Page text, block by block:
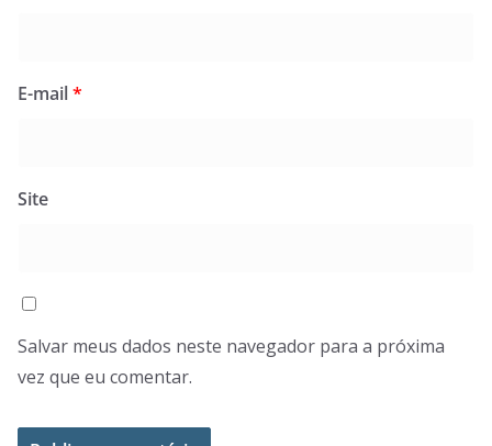
E-mail*
Site
Salvar meus dados neste navegador para a próxima
vez que eu comentar.